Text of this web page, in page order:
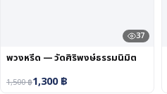
37
พวงหรีด — วัดศิริพงษ์ธรรมนิมิต
1,500฿1,300฿